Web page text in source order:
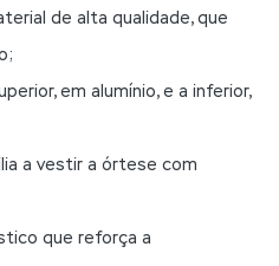
de alta qualidade, que
em alumínio, e a inferior,
a vestir a órtese com
que reforça a